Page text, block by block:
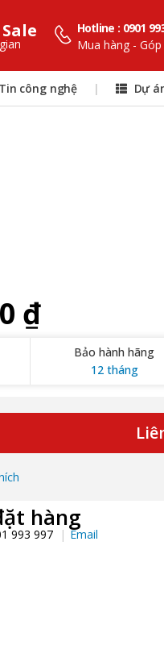
Hotline : 0901
Mua hàng -
Tin công nghệ | Dự
₫
Bảo hành hãng
12 tháng
hàng
993 997 Email